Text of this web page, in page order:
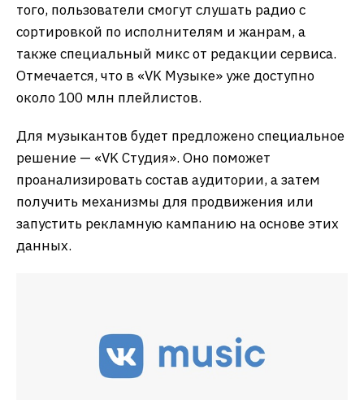
того, пользователи смогут слушать радио с
сортировкой по исполнителям и жанрам, а
также специальный микс от редакции сервиса.
Отмечается, что в «VK Музыке» уже доступно
около 100 млн плейлистов.
Для музыкантов будет предложено специальное
решение — «VK Студия». Оно поможет
проанализировать состав аудитории, а затем
получить механизмы для продвижения или
запустить рекламную кампанию на основе этих
данных.